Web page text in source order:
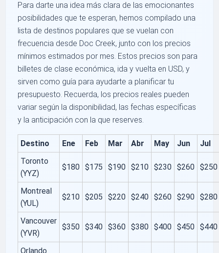
Para darte una idea más clara de las emocionantes
posibilidades que te esperan, hemos compilado una
lista de destinos populares que se vuelan con
frecuencia desde Doc Creek, junto con los precios
mínimos estimados por mes. Estos precios son para
billetes de clase económica, ida y vuelta en USD, y
sirven como guía para ayudarte a planificar tu
presupuesto. Recuerda, los precios reales pueden
variar según la disponibilidad, las fechas específicas
y la anticipación con la que reserves.
Destino Ene Feb Mar Abr May Jun
Jul
Toronto
(YYZ)
$180 $175 $190 $210 $230 $260 $250
Montreal
(YUL)
$210 $205 $220 $240 $260 $290 $280
Vancouver
(YVR)
$350 $340 $360 $380 $400 $450 $440
Orlando